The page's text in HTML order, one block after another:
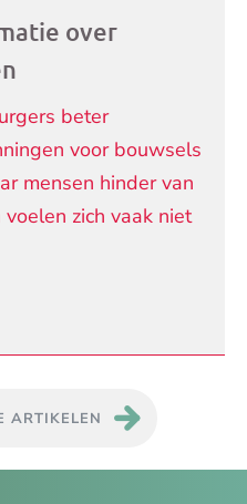
over
beter
voor bouwsels
mensen hinder van
zich vaak niet
ARTIKELEN